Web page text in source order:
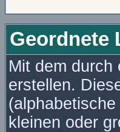
Geordnete
Mit dem durch
erstellen.
kleinen oder